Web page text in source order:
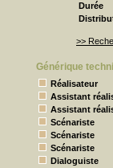
Durée
>>
Générique
Réalisateur
Assistant
Assistant
Scénariste
Scénariste
Scénariste
Dialoguiste